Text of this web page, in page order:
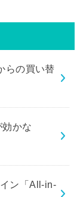
らの買い替
かな
ン「All-in-